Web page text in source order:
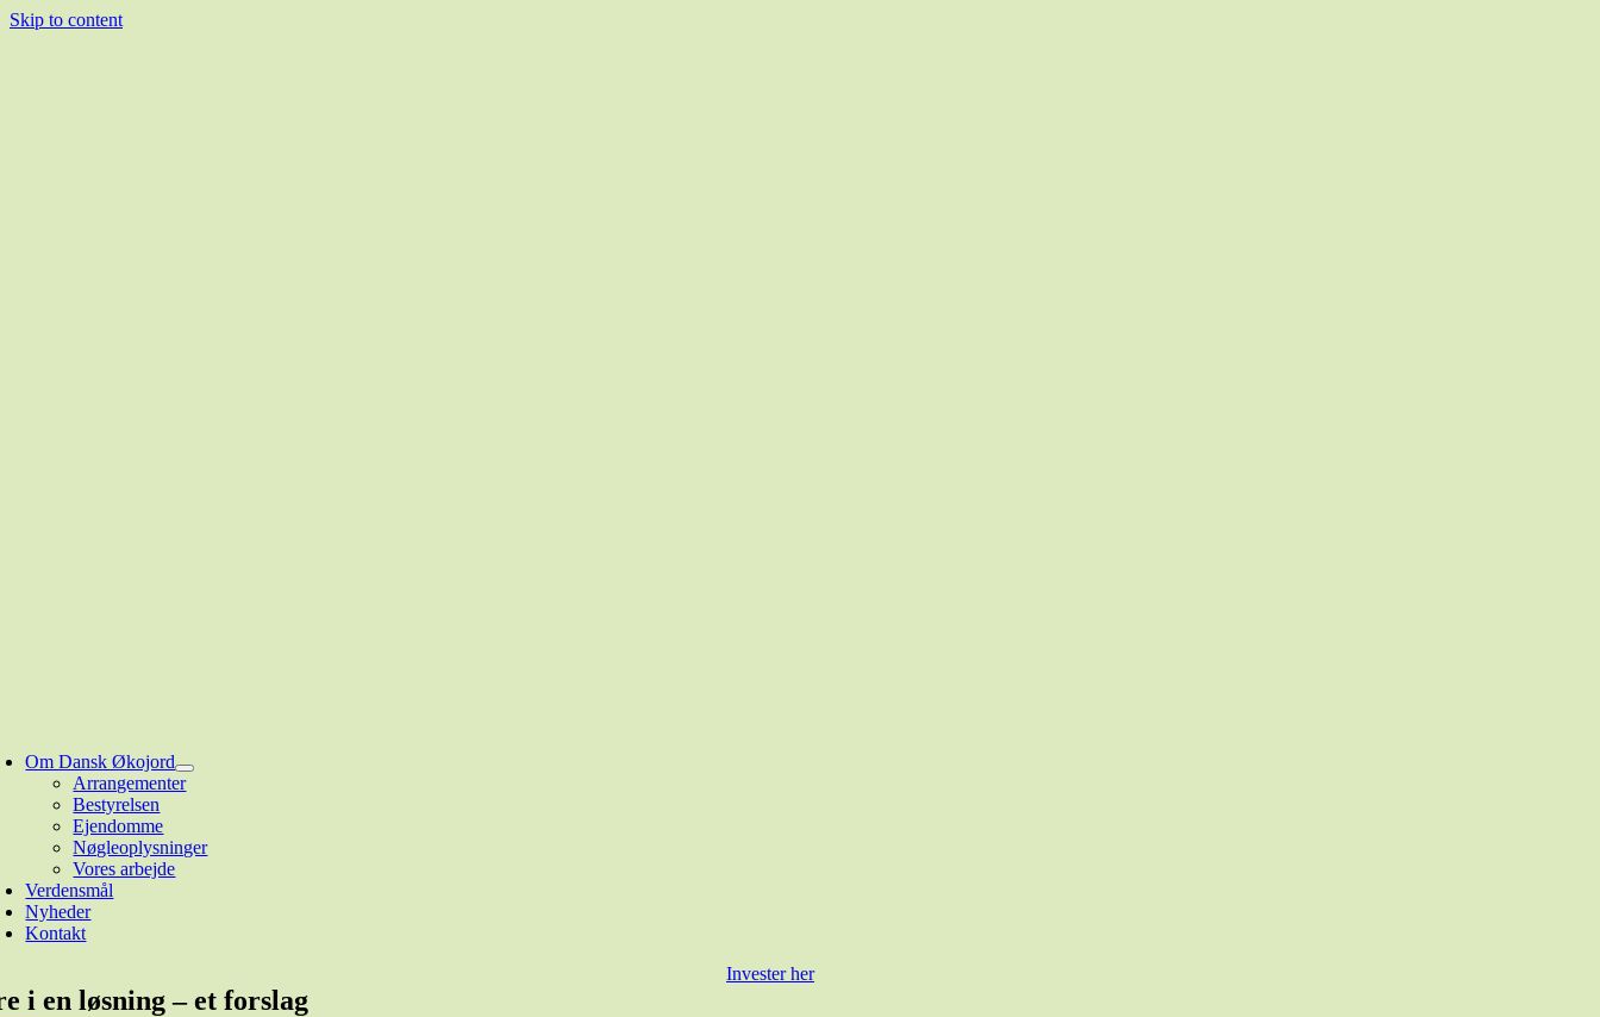
Skip to content
Om Dansk Økojord
Arrangementer
Bestyrelsen
Ejendomme
Nøgleoplysninger
Vores arbejde
Verdensmål
Nyheder
Kontakt
Invester her
i en løsning – et forslag